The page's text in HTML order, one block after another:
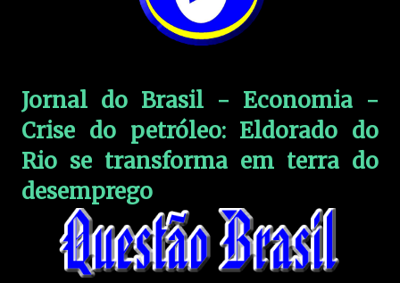
Jornal do Brasil - Economia -
Crise do petróleo: Eldorado do
Rio se transforma em terra do
desemprego